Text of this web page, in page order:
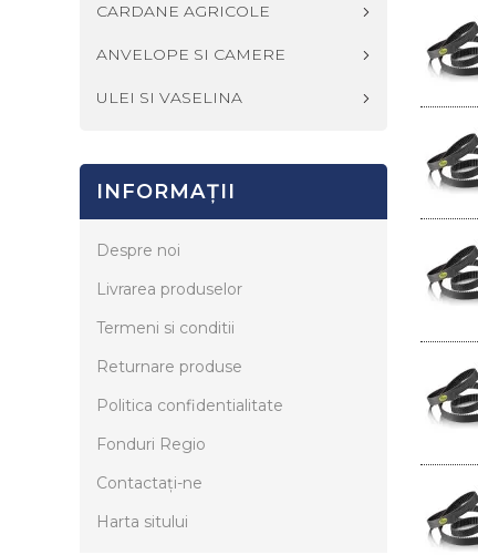
CARDANE AGRICOLE
ANVELOPE SI CAMERE
ULEI SI VASELINA
INFORMAŢII
Despre noi
Livrarea produselor
Termeni si conditii
Returnare produse
Politica confidentialitate
Fonduri Regio
Contactaţi-ne
Harta sitului